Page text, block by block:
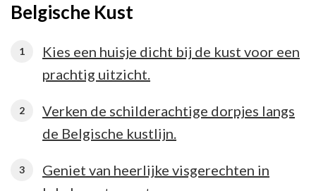
Belgische Kust
Kies een huisje dicht bij de kust voor een
prachtig uitzicht.
Verken de schilderachtige dorpjes langs
de Belgische kustlijn.
Geniet van heerlijke visgerechten in